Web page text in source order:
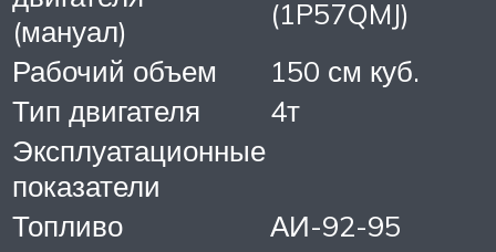
(мануал)
(1P57QMJ)
Рабочий объем
150 см куб.
Тип двигателя
4т
Эксплуатационные
показатели
Топливо
АИ-92-95